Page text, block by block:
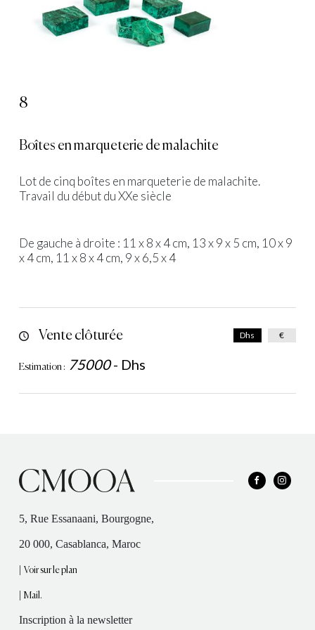
8
Boîtes en marqueterie de malachite
Lot de cinq boîtes en marqueterie de malachite.
Travail du début du XXe siècle
De gauche à droite : 11 x 8 x 4 cm, 13 x 9 x 5 cm, 10 x 9
x 4 cm, 11 x 8 x 4 cm, 9 x 6,5 x 4
Vente clôturée
Estimation : 75000- Dhs
Dhs €
5, Rue Essanaani, Bourgogne,
20 000, Casablanca, Maroc
|Voir sur le plan
|Mail.
Inscription à la newsletter